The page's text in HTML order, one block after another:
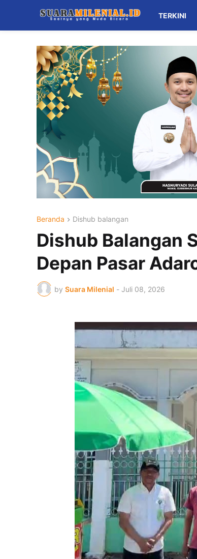
TERKINI
Beranda Dishub balangan
Dishub Balangan
Depan Pasar
by Suara Milenial - Juli 08, 2026